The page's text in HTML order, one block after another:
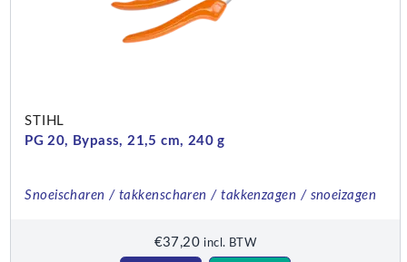
STIHL
PG 20, Bypass, 21,5 cm, 240 g
Snoeischaren / takkenscharen / takkenzagen / snoeizagen
€37,20 incl. BTW